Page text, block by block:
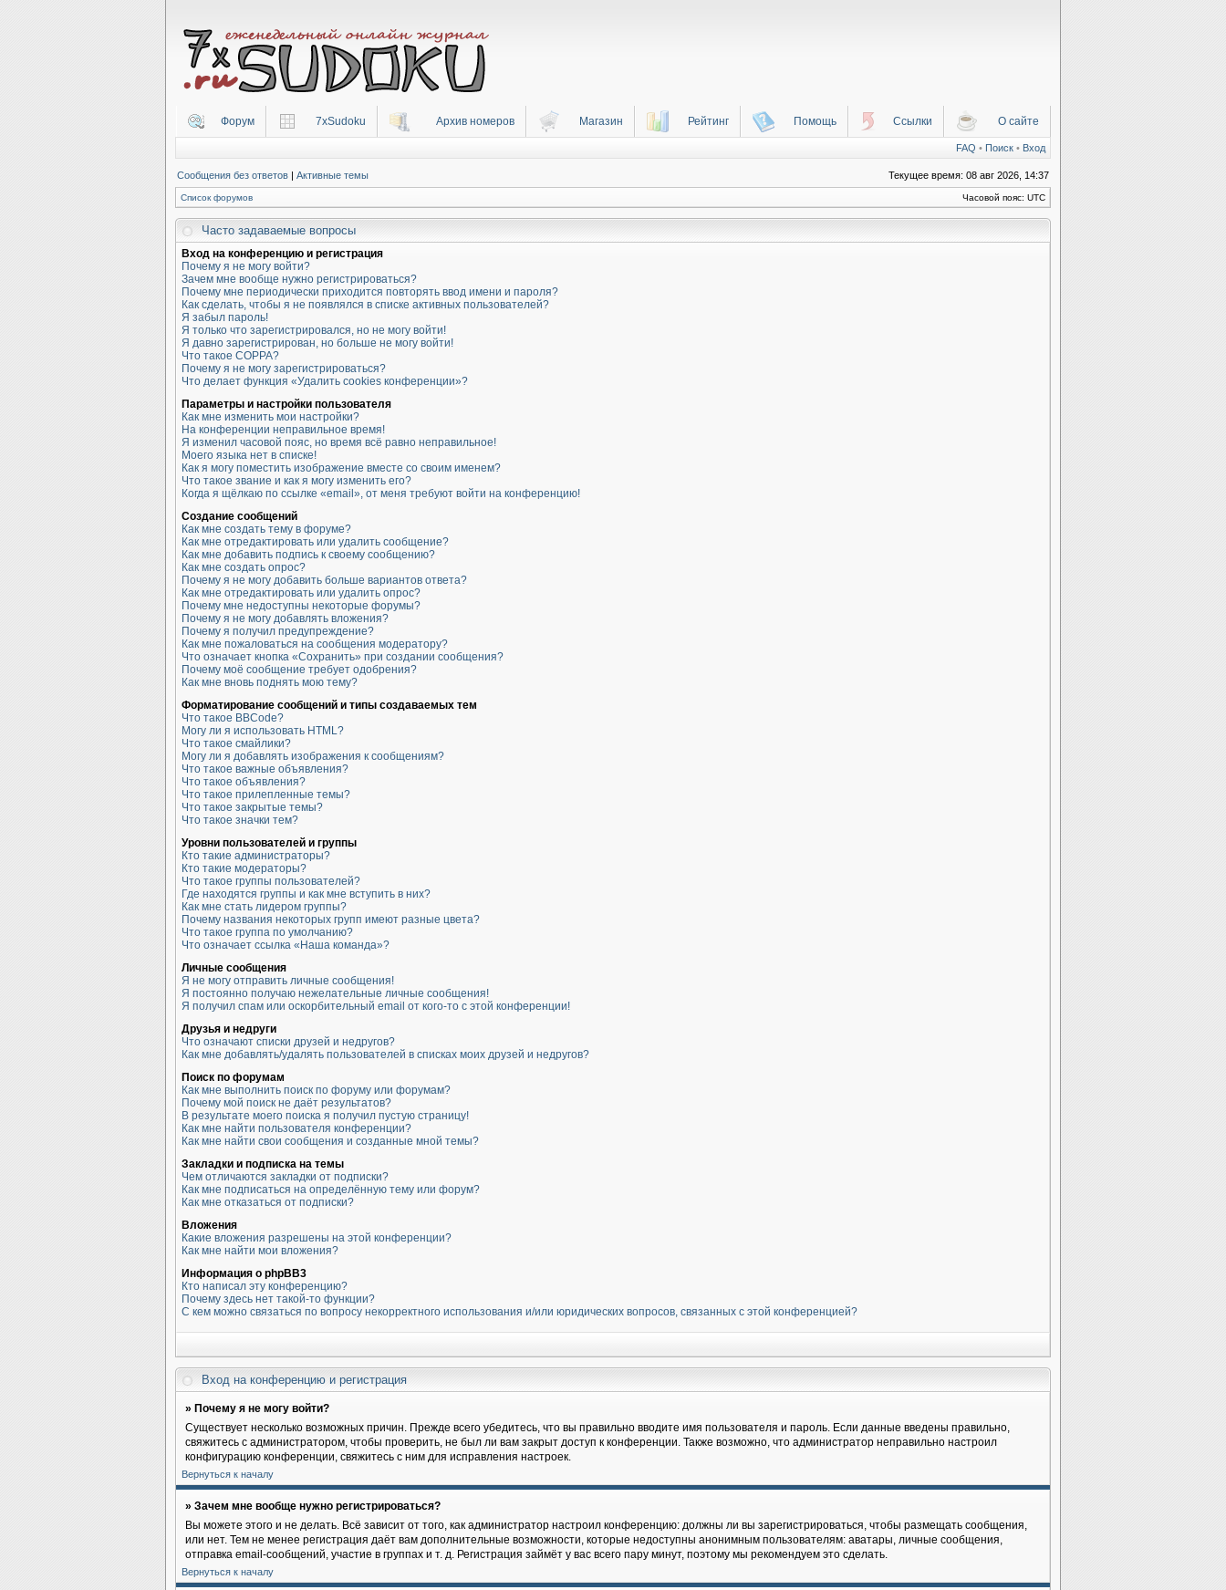
Форум 7xSudoku Архив номеров Магазин Рейтинг Помощь Ссылки О сайте
FAQ • Поиск • Вход
Сообщения без ответов | Активные темы Текущее время: 08 авг 2026, 14:37
Список форумов Часовой пояс: UTC
Часто задаваемые вопросы
Вход на конференцию и регистрация
Почему я не могу войти?
Зачем мне вообще нужно регистрироваться?
Почему мне периодически приходится повторять ввод имени и пароля?
Как сделать, чтобы я не появлялся в списке активных пользователей?
Я забыл пароль!
Я только что зарегистрировался, но не могу войти!
Я давно зарегистрирован, но больше не могу войти!
Что такое COPPA?
Почему я не могу зарегистрироваться?
Что делает функция «Удалить cookies конференции»?
Параметры и настройки пользователя
Как мне изменить мои настройки?
На конференции неправильное время!
Я изменил часовой пояс, но время всё равно неправильное!
Моего языка нет в списке!
Как я могу поместить изображение вместе со своим именем?
Что такое звание и как я могу изменить его?
Когда я щёлкаю по ссылке «email», от меня требуют войти на конференцию!
Создание сообщений
Как мне создать тему в форуме?
Как мне отредактировать или удалить сообщение?
Как мне добавить подпись к своему сообщению?
Как мне создать опрос?
Почему я не могу добавить больше вариантов ответа?
Как мне отредактировать или удалить опрос?
Почему мне недоступны некоторые форумы?
Почему я не могу добавлять вложения?
Почему я получил предупреждение?
Как мне пожаловаться на сообщения модератору?
Что означает кнопка «Сохранить» при создании сообщения?
Почему моё сообщение требует одобрения?
Как мне вновь поднять мою тему?
Форматирование сообщений и типы создаваемых тем
Что такое BBCode?
Могу ли я использовать HTML?
Что такое смайлики?
Могу ли я добавлять изображения к сообщениям?
Что такое важные объявления?
Что такое объявления?
Что такое прилепленные темы?
Что такое закрытые темы?
Что такое значки тем?
Уровни пользователей и группы
Кто такие администраторы?
Кто такие модераторы?
Что такое группы пользователей?
Где находятся группы и как мне вступить в них?
Как мне стать лидером группы?
Почему названия некоторых групп имеют разные цвета?
Что такое группа по умолчанию?
Что означает ссылка «Наша команда»?
Личные сообщения
Я не могу отправить личные сообщения!
Я постоянно получаю нежелательные личные сообщения!
Я получил спам или оскорбительный email от кого-то с этой конференции!
Друзья и недруги
Что означают списки друзей и недругов?
Как мне добавлять/удалять пользователей в списках моих друзей и недругов?
Поиск по форумам
Как мне выполнить поиск по форуму или форумам?
Почему мой поиск не даёт результатов?
В результате моего поиска я получил пустую страницу!
Как мне найти пользователя конференции?
Как мне найти свои сообщения и созданные мной темы?
Закладки и подписка на темы
Чем отличаются закладки от подписки?
Как мне подписаться на определённую тему или форум?
Как мне отказаться от подписки?
Вложения
Какие вложения разрешены на этой конференции?
Как мне найти мои вложения?
Информация о phpBB3
Кто написал эту конференцию?
Почему здесь нет такой-то функции?
С кем можно связаться по вопросу некорректного использования и/или юридических вопросов, связанных с этой конференцией?
Вход на конференцию и регистрация
» Почему я не могу войти?
Существует несколько возможных причин. Прежде всего убедитесь, что вы правильно вводите имя пользователя и пароль. Если данные введены правильно,
свяжитесь с администратором, чтобы проверить, не был ли вам закрыт доступ к конференции. Также возможно, что администратор неправильно настроил
конфигурацию конференции, свяжитесь с ним для исправления настроек.
Вернуться к началу
» Зачем мне вообще нужно регистрироваться?
Вы можете этого и не делать. Всё зависит от того, как администратор настроил конференцию: должны ли вы зарегистрироваться, чтобы размещать сообщения,
или нет. Тем не менее регистрация даёт вам дополнительные возможности, которые недоступны анонимным пользователям: аватары, личные сообщения,
отправка email-сообщений, участие в группах и т. д. Регистрация займёт у вас всего пару минут, поэтому мы рекомендуем это сделать.
Вернуться к началу